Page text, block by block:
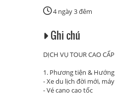
4 ngày 3 đêm
Ghi chú
DỊCH VỤ TOUR CAO
1. Phương tiện &
- Xe du lịch đời mới,
- Vé cano cao tốc